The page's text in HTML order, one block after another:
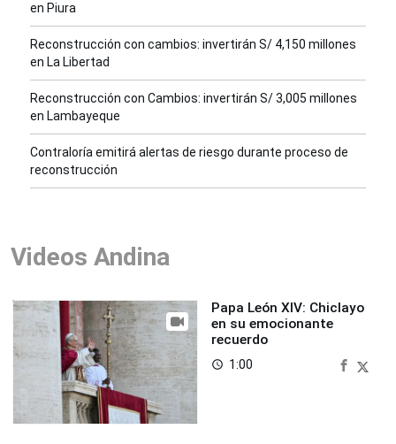
en Piura
Reconstrucción con cambios: invertirán S/ 4,150 millones
en La Libertad
Reconstrucción con Cambios: invertirán S/ 3,005 millones
en Lambayeque
Contraloría emitirá alertas de riesgo durante proceso de
reconstrucción
Videos Andina
Papa León XIV: Chiclayo
en su emocionante
recuerdo
access_time 1:00